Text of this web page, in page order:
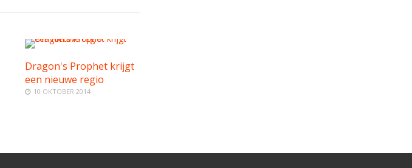
Dragon's Prophet krijgt
een nieuwe regio
10 OKTOBER 2014